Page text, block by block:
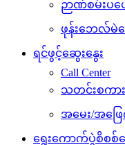
ဉာဏ်စမ်းပ
ဖုန်းဘေလ်မဲဖ
ရင်ဖွင့်ဆွေးနွေး
Call Center
သတင်းစကား
အမေး/အဖြ
ရွေးကောက်ပွဲစိစစ်တွ